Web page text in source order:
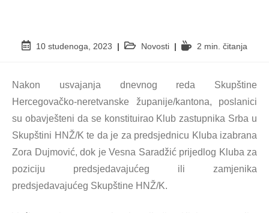
10 studenoga, 2023 Novosti 2 min. čitanja
Nakon usvajanja dnevnog reda Skupštine
Hercegovačko-neretvanske županije/kantona, poslanici
su obavješteni da se konstituirao Klub zastupnika Srba u
Skupštini HNŽ/K te da je za predsjednicu Kluba izabrana
Zora Dujmović, dok je Vesna Saradžić prijedlog Kluba za
poziciju predsjedavajućeg ili zamjenika
predsjedavajućeg Skupštine HNŽ/K.